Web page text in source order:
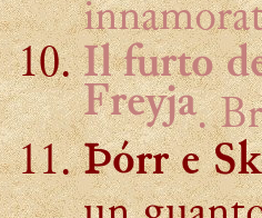
Il furto
Freyja.
Þórr e